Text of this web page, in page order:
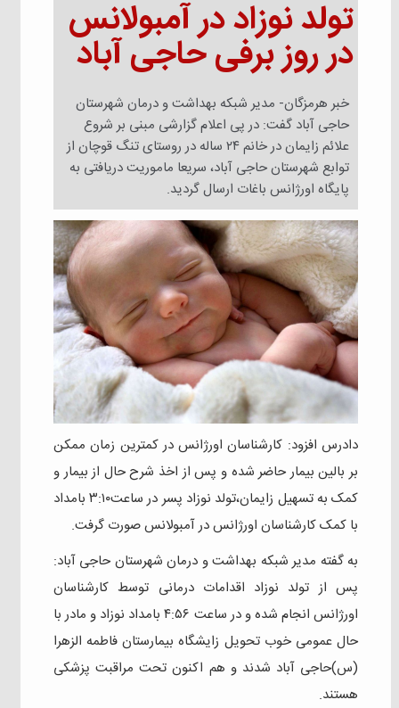
تولد نوزاد در آمبولانس
در روز برفی حاجی آباد
خبر هرمزگان- مدیر شبکه بهداشت و درمان شهرستان
حاجی آباد گفت: در پی اعلام گزارشی مبنی بر شروع
علائم زایمان در خانم ۲۴ ساله در روستای تنگ قوچان از
توابع شهرستان حاجی آباد، سریعا ماموریت دریافتی به
پایگاه اورژانس باغات ارسال گردید.
دادرس افزود: کارشناسان اورژانس در کمترین زمان ممکن
بر بالین بیمار حاضر شده و پس از اخذ شرح حال از بیمار و
کمک به تسهیل زایمان،تولد نوزاد پسر در ساعت۳:۱۰ بامداد
با کمک کارشناسان اورژانس در آمبولانس صورت گرفت.
به گفته مدیر شبکه بهداشت و درمان شهرستان حاجی آباد:
پس از تولد نوزاد اقدامات درمانی توسط کارشناسان
اورژانس انجام شده و در ساعت ۴:۵۶ بامداد نوزاد و مادر با
حال عمومی خوب تحویل زایشگاه بیمارستان فاطمه الزهرا
(س)حاجی آباد شدند و هم اکنون تحت مراقبت پزشکی
هستند.